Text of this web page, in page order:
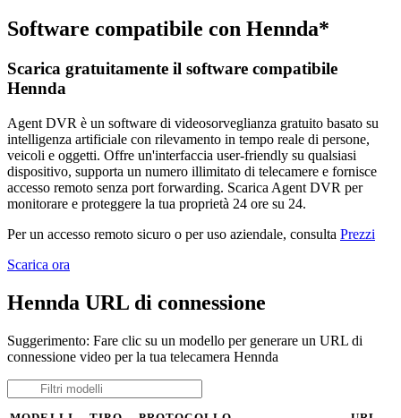
Software compatibile con Hennda*
Scarica gratuitamente il software compatibile
Hennda
Agent DVR è un software di videosorveglianza gratuito basato su
intelligenza artificiale con rilevamento in tempo reale di persone,
veicoli e oggetti. Offre un'interfaccia user-friendly su qualsiasi
dispositivo, supporta un numero illimitato di telecamere e fornisce
accesso remoto senza port forwarding. Scarica Agent DVR per
monitorare e proteggere la tua proprietà 24 ore su 24.
Per un accesso remoto sicuro o per uso aziendale, consulta Prezzi
Scarica ora
Hennda URL di connessione
Suggerimento: Fare clic su un modello per generare un URL di
connessione video per la tua telecamera Hennda